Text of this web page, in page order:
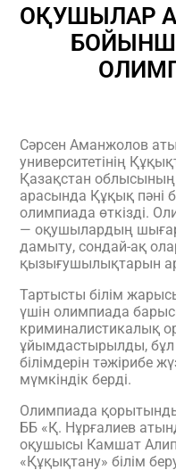
ОҚУШЫЛАР
Сәрсен Аманжолов
университетінің
Қазақстан
арасында Құқық пәні
олимпиада өткізді.
— оқушылардың
дамыту, сондай-ақ
қызығушылықтарын
Тартысты білім
үшін олимпиада
криминалистикалық
ұйымдастырылды,
білімдерін тәжірибе
мүмкіндік берді.
Олимпиада
ББ «Қ. Нұрғалиев
оқушысы Камшат
«Құқықтану» білім